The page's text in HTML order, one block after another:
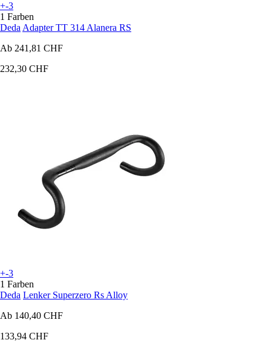
+-3
1 Farben
Deda Adapter TT 314 Alanera RS
Ab 241,81 CHF
232,30 CHF
+-3
1 Farben
Deda Lenker Superzero Rs Alloy
Ab 140,40 CHF
133,94 CHF